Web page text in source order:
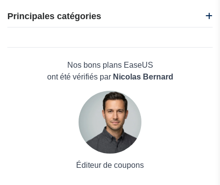
F-Secure
Abelssoft
Edrawsoft
Principales catégories
Maison & Jardin
Boissons
Nos bons plans EaseUS
ont été vérifiés par Nicolas Bernard
Éditeur de coupons